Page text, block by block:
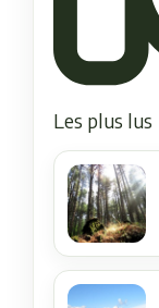
Les plus lus